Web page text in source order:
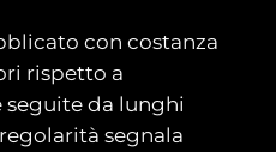
con costanza
rispetto a
da lunghi
segnala